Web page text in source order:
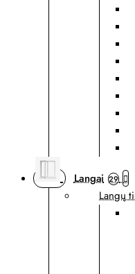
Langai 29
Langų